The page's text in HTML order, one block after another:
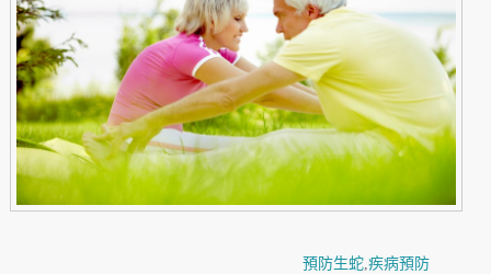
預防生蛇,疾病預防